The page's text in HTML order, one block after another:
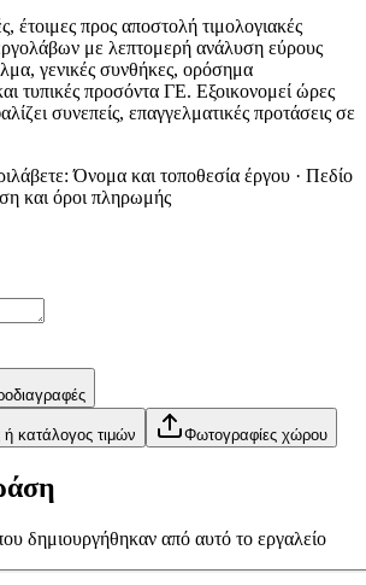
έτοιμες προς αποστολή τιμολογιακές
με λεπτομερή ανάλυση εύρους
γενικές συνθήκες, ορόσημα
τυπικές προσόντα ΓΕ. Εξοικονομεί ώρες
συνεπείς, επαγγελματικές προτάσεις σε
:Όνομα και τοποθεσία έργου · Πεδίο
και όροι πληρωμής
ή κατάλογος τιμών Φωτογραφίες χώρου
δημιουργήθηκαν από αυτό το εργαλείο